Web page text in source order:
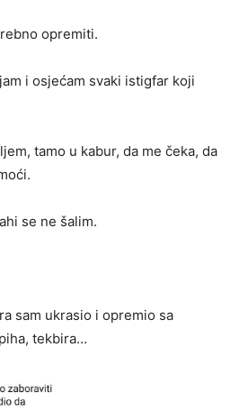
opremiti.
i osjećam svaki istigfar koji
tamo u kabur, da me čeka, da
se ne šalim.
sam ukrasio i opremio sa
tekbira…